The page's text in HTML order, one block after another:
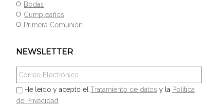
Bodas
Cumpleaños
Primera Comunión
NEWSLETTER
He leído y acepto el Tratamiento de datos y la Política
de Privacidad